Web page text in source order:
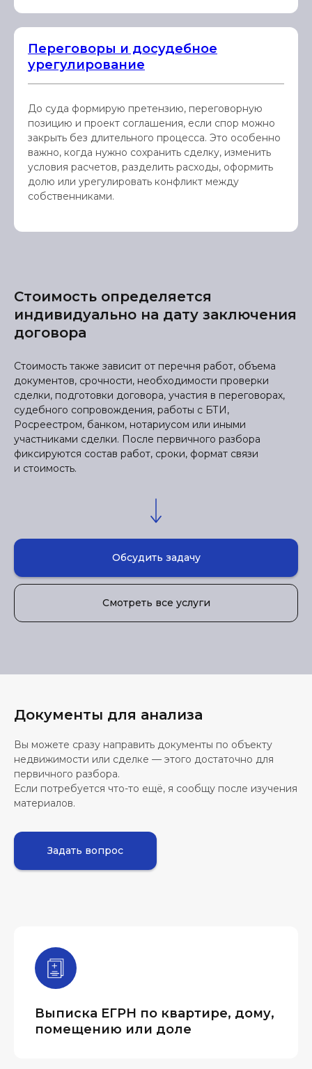
Переговоры и досудебное
урегулирование
До суда формирую претензию, переговорную
позицию и проект соглашения, если спор можно
закрыть без длительного процесса. Это особенно
важно, когда нужно сохранить сделку, изменить
условия расчетов, разделить расходы, оформить
долю или урегулировать конфликт между
собственниками.
Стоимость определяется
индивидуально на дату заключения
договора
Стоимость также зависит от перечня работ, объема
документов, срочности, необходимости проверки
сделки, подготовки договора, участия в переговорах,
судебного сопровождения, работы с БТИ,
Росреестром, банком, нотариусом или иными
участниками сделки. После первичного разбора
фиксируются состав работ, сроки, формат связи
и стоимость.
Обсудить задачу
Смотреть все услуги
Документы для анализа
Вы можете сразу направить документы по объекту
недвижимости или сделке — этого достаточно для
первичного разбора.
Если потребуется что-то ещё, я сообщу после изучения
материалов.
Задать вопрос
Выписка ЕГРН по квартире, дому,
помещению или доле